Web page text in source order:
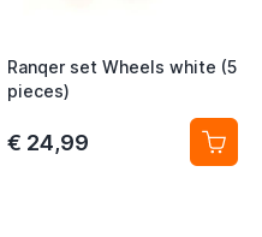
Ranqer set Wheels white (5
pieces)
€ 24,99